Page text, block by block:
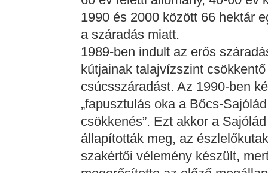
1990 és 2000 között 66 hektár
a száradás miatt.
1989-ben indult az erős
kútjainak talajvízszint
csúcsszáradást. Az 1990-ben
„fapusztulás oka a Bőcs-
csökkenés”. Ezt akkor a
állapították meg, az
szakértői vélemény készült,